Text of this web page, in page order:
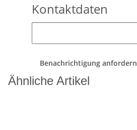
Kontaktdaten
Benachrichtigung anfordern
Ähnliche Artikel